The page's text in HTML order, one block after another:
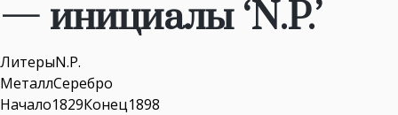
— инициалы ‘N.P.’
ЛитерыN.P.
МеталлСеребро
Начало1829Конец1898